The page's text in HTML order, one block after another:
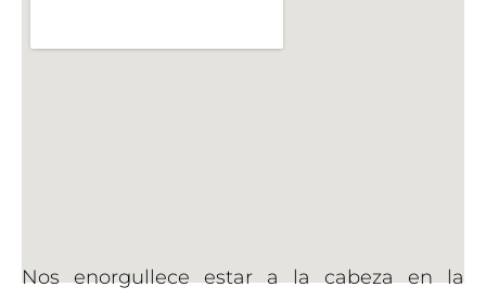
Nos enorgullece estar a la cabeza en la